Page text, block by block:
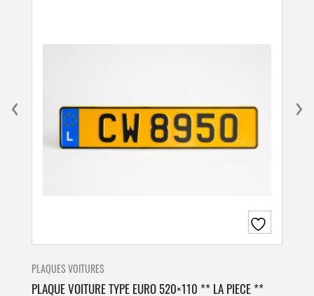
PLAQUES VOITURES
PLAQUE VOITURE TYPE EURO 520×110 ** LA PIECE **